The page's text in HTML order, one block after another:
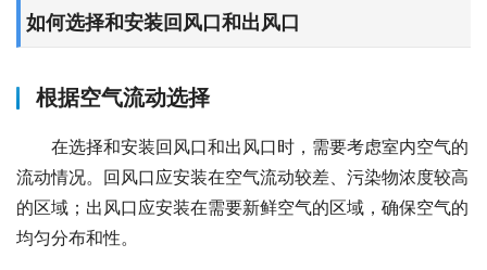
如何选择和安装回风口和出风口
根据空气流动选择
在选择和安装回风口和出风口时，需要考虑室内空气的
流动情况。回风口应安装在空气流动较差、污染物浓度较高
的区域；出风口应安装在需要新鲜空气的区域，确保空气的
均匀分布和性。